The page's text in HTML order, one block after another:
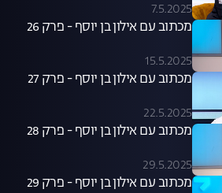
7.5.2025
מכתוב עם אילון בן יוסף - פרק 26
15.5.2025
מכתוב עם אילון בן יוסף - פרק 27
22.5.2025
מכתוב עם אילון בן יוסף - פרק 28
29.5.2025
מכתוב עם אילון בן יוסף - פרק 29